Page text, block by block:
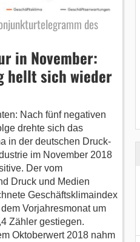
des
in November:
hellt sich wieder
Nach fünf negativen
drehte sich das
in der deutschen Druck‑
im November 2018
Der vom
Druck und Medien
Geschäftsklimaindex
Vorjahresmonat um
Zähler gestiegen.
Oktoberwert 2018 nahm